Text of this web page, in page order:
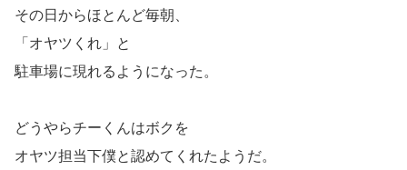
その日からほとんど毎朝、
「オヤツくれ」と
駐車場に現れるようになった。
どうやらチーくんはボクを
オヤツ担当下僕と認めてくれたようだ。